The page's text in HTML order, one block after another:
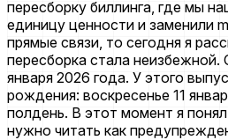
пересборку биллинга, где мы
единицу ценности и заменили
прямые связи, то сегодня я
пересборка стала
января 2026 года. У этого
рождения: воскресенье 11
полдень. В этот момент я
нужно читать как